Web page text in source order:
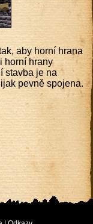
aby horní hrana
horní hrany
stavba je na
pevně spojena.